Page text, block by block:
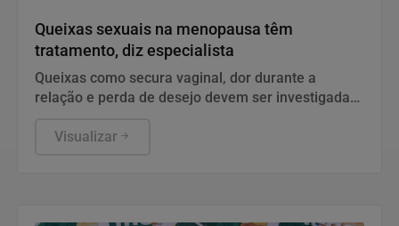
Queixas sexuais na menopausa têm
tratamento, diz especialista
Queixas como secura vaginal, dor durante a
relação e perda de desejo devem ser investigadas
Visualizar